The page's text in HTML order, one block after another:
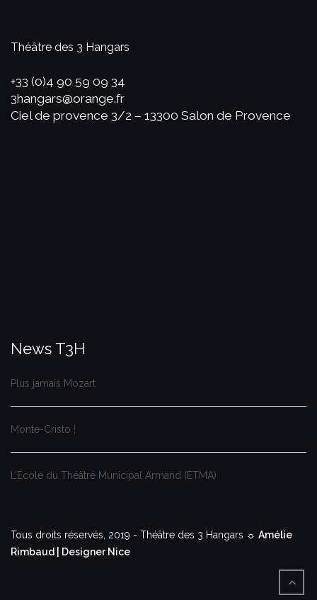
Théâtre des 3 Hangars
+33 (0)4 90 59 09 34
3hangars@orange.fr
Ciel de provence 3/2 – 13300 Salon de Provence
News T3H
Plus jamais Mozart
Monte-Cristo !
L’École du Théâtre Municipal Armand (ETMA)
Tous droits réservés, 2019 - Théâtre des 3 Hangars ☼ Amélie
Rimbaud | Designer Nice